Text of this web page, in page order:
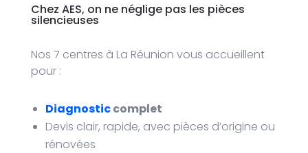
Chez AES, on ne néglige pas les pièces
silencieuses
Nos 7 centres à La Réunion vous accueillent
pour :
Diagnosticcomplet
Devis clair, rapide, avec pièces d’origine ou
rénovées